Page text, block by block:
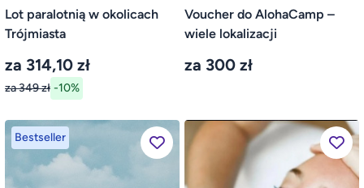
Lot paralotnią w okolicach
Trójmiasta
za 314,10 zł
za 349 zł -10%
Voucher do AlohaCamp –
wiele lokalizacji
za 300 zł
Bestseller